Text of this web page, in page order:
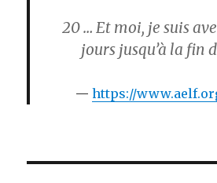
20… Et moi, je suis
jours jusqu’à la fin
https://